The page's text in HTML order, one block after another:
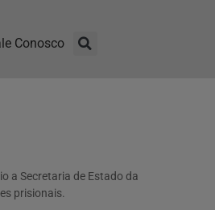
Conosco
a Secretaria de Estado da
prisionais.